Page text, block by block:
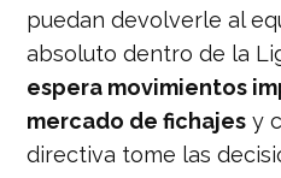
puedan devolverle al
absoluto dentro de la
espera movimientos
mercado de fichajes y
directiva tome las